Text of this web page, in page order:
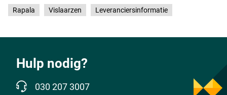
Rapala Vislaarzen Leveranciersinformatie
Hulp nodig?
030 207 3007